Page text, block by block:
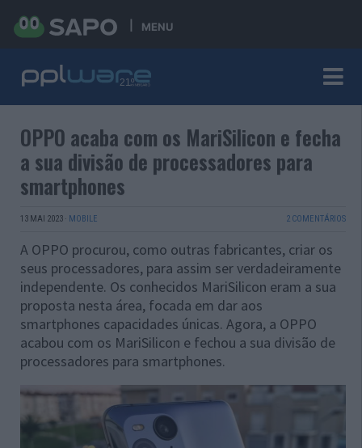
MENU
OPPO acaba com os MariSilicon e fecha
a sua divisão de processadores para
smartphones
13 MAI 2023 · MOBILE 2 COMENTÁRIOS
A OPPO procurou, como outras fabricantes, criar os
seus processadores, para assim ser verdadeiramente
independente. Os conhecidos MariSilicon eram a sua
proposta nesta área, focada em dar aos
smartphones capacidades únicas. Agora, a OPPO
acabou com os MariSilicon e fechou a sua divisão de
processadores para smartphones.